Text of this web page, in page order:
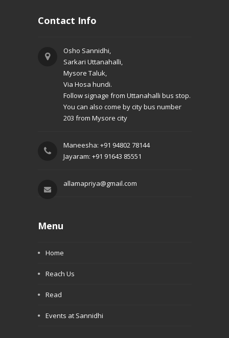
Contact Info
Osho Sannidhi,
Sarkari Uttanahalli,
Mysore Taluk,
Via Hosa hundi.
Follow signage from Uttanahalli bus stop.
You can also come by city bus number
203 from Mysore city
Maneesha: +91 94802 78144
Jayaram: +91 91643 85551
allamapriya@gmail.com
Menu
Home
Reach Us
Read
Events at Sannidhi